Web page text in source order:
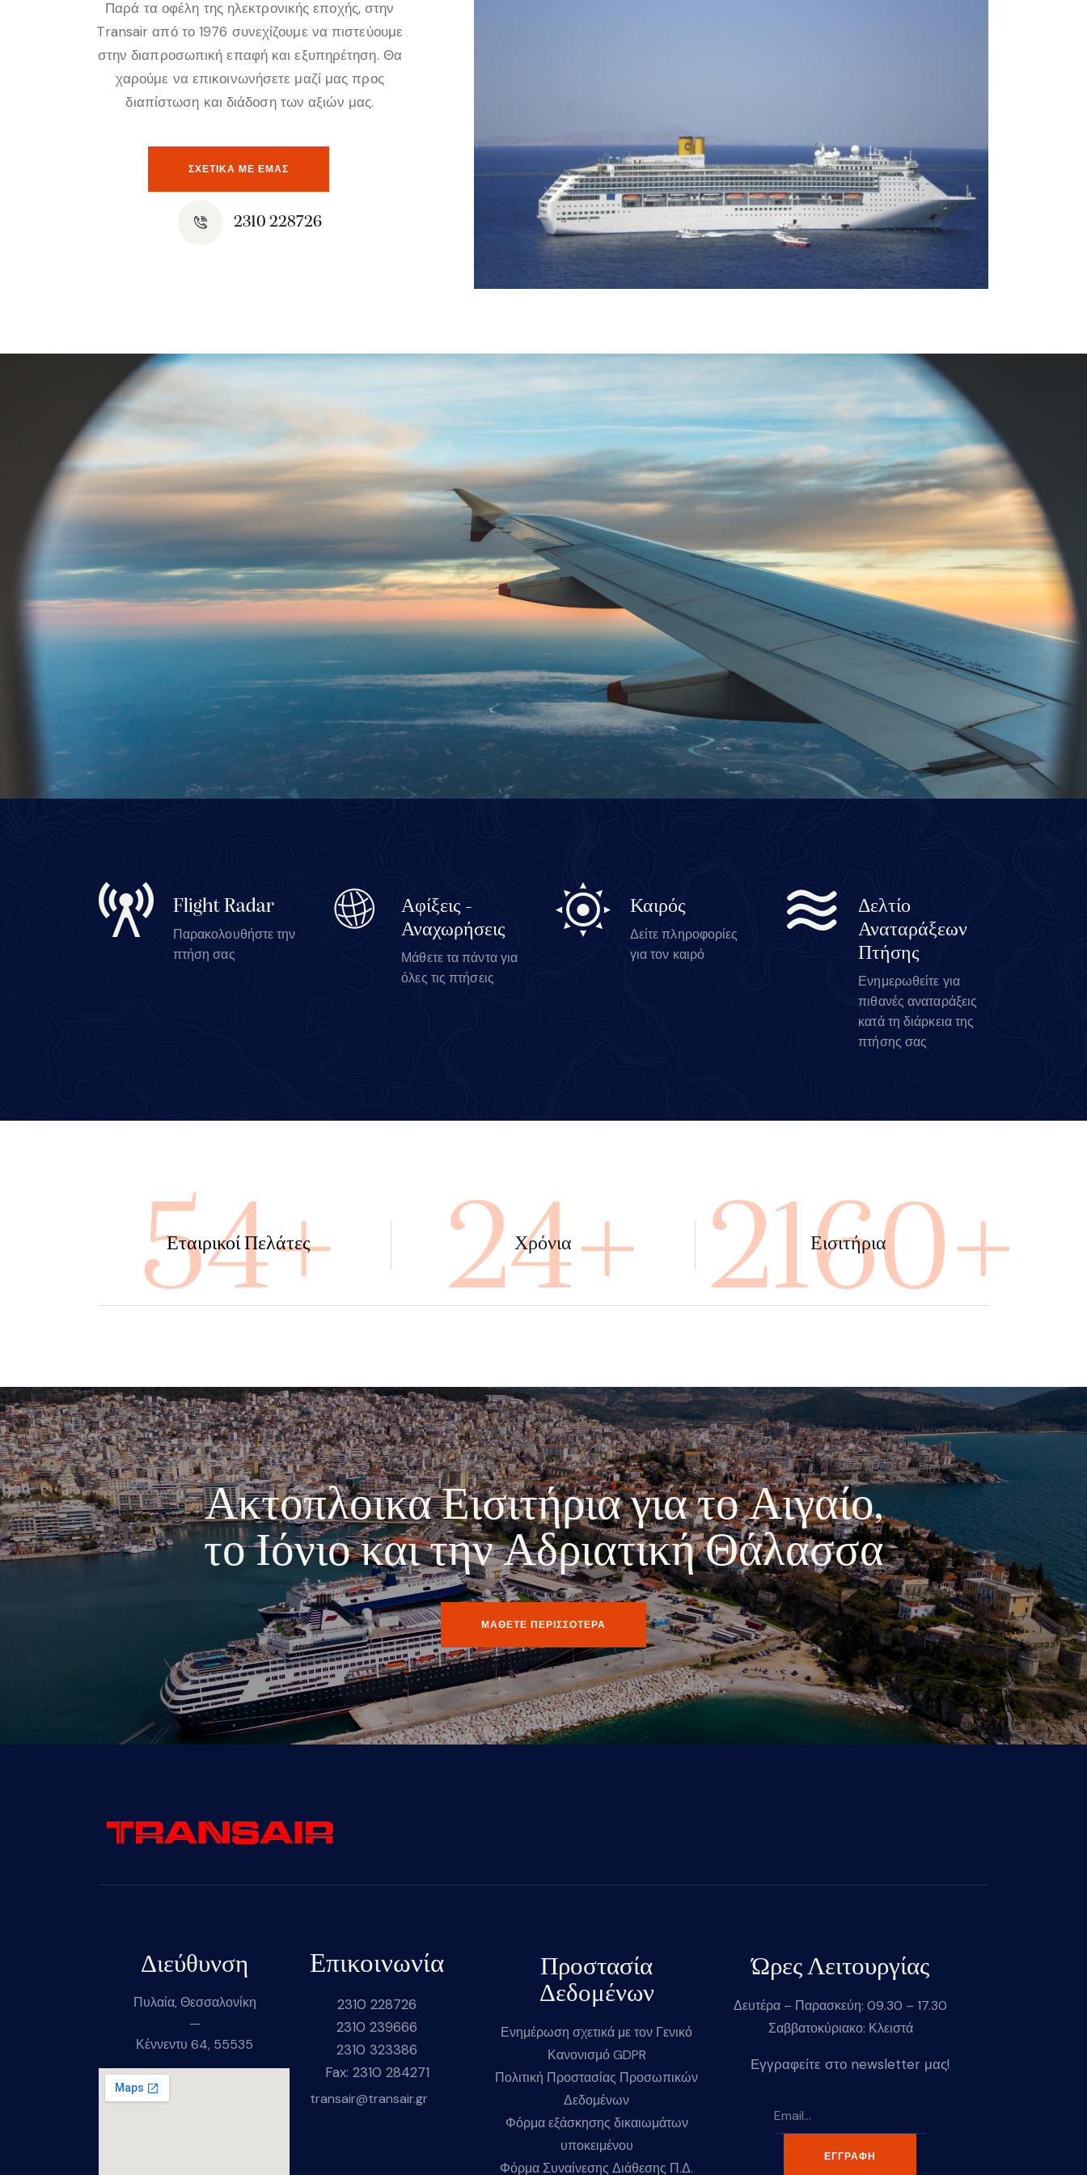
Παρά τα οφέλη της ηλεκτρονικής εποχής, στην
Transair από το 1976 συνεχίζουμε να πιστεύουμε
στην διαπροσωπική επαφή και εξυπηρέτηση. Θα
χαρούμε να επικοινωνήσετε μαζί μας προς
διαπίστωση και διάδοση των αξιών μας.
ΣΧΕΤΙΚΆ ΜΕ ΕΜΑΣ
2310 228726
Flight Radar
Παρακολουθήστε την
πτήση σας
Αφίξεις -
Αναχωρήσεις
Μάθετε τα πάντα για
όλες τις πτήσεις
Καιρός
Δείτε πληροφορίες
για τον καιρό
Δελτίο
Αναταράξεων
Πτήσης
Ενημερωθείτε για
πιθανές αναταράξεις
κατά τη διάρκεια της
πτήσης σας
100+
Εταιρικοί Πελάτες 45+
Χρόνια 4000+
Εισιτήρια
Ακτοπλοικα Εισιτήρια για το Αιγαίο,
το Ιόνιο και την Αδριατική Θάλασσα
ΜΑΘΕΤΕ ΠΕΡΙΣΣΟΤΕΡΑ
Διεύθυνση
Πυλαία, Θεσσαλονίκη
—
Κέννεντυ 64, 55535
Επικοινωνία
2310 228726
2310 239666
2310 323386
Fax: 2310 284271
transair@transair.gr
Προστασία
Δεδομένων
Ενημέρωση σχετικά με τον Γενικό
Κανονισμό GDPR
Πολιτική Προστασίας Προσωπικών
Δεδομένων
Φόρμα εξάσκησης δικαιωμάτων
υποκειμένου
Φόρμα Συναίνεσης Διάθεσης Π.Δ.
Ώρες Λειτουργίας
Δευτέρα – Παρασκεύη: 09.30 – 17.30
Σαββατοκύριακο: Κλειστά
Εγγραφείτε στο newsletter μας!
ΕΓΓΡΑΦΉ